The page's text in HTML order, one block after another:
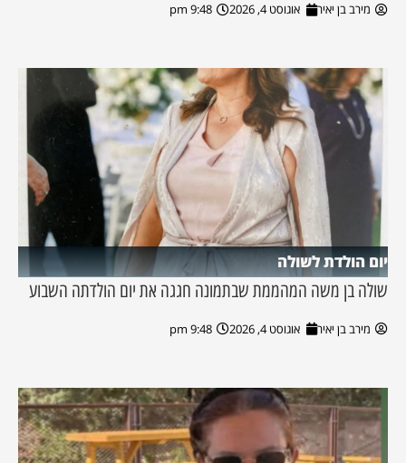
מירב בן יאיר אוגוסט 4, 2026 9:48 pm
יום הולדת לשולה
שולה בן משה המהממת שבתמונה חגגה את יום הולדתה השבוע
מירב בן יאיר אוגוסט 4, 2026 9:48 pm